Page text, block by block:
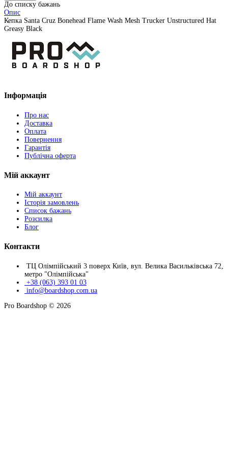
До списку бажань
Опис
Кепкa Santa Cruz Bonehead Flame Wash Mesh Trucker Unstructured Hat
Greasy Black
Інформація
Про нас
Доставка
Оплата
Повернення
Гарантія
Публічна оферта
Мій аккаунт
Мій аккаунт
Історія замовлень
Список бажань
Розсилка
Блог
Контакти
ТЦ Олімпійський 3 поверх Київ, вул. Велика Васильківська 72,
метро "Олімпійська"
+38 (063) 393 01 03
info@boardshop.com.ua
Pro Boardshop © 2026